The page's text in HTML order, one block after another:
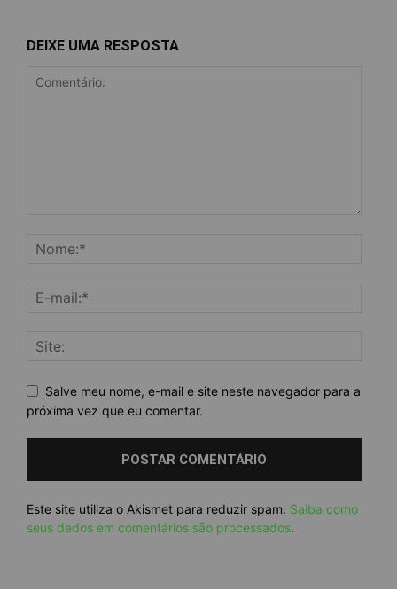
DEIXE UMA RESPOSTA
Salve meu nome, e-mail e site neste navegador para a
próxima vez que eu comentar.
Este site utiliza o Akismet para reduzir spam. Saiba como
seus dados em comentários são processados.